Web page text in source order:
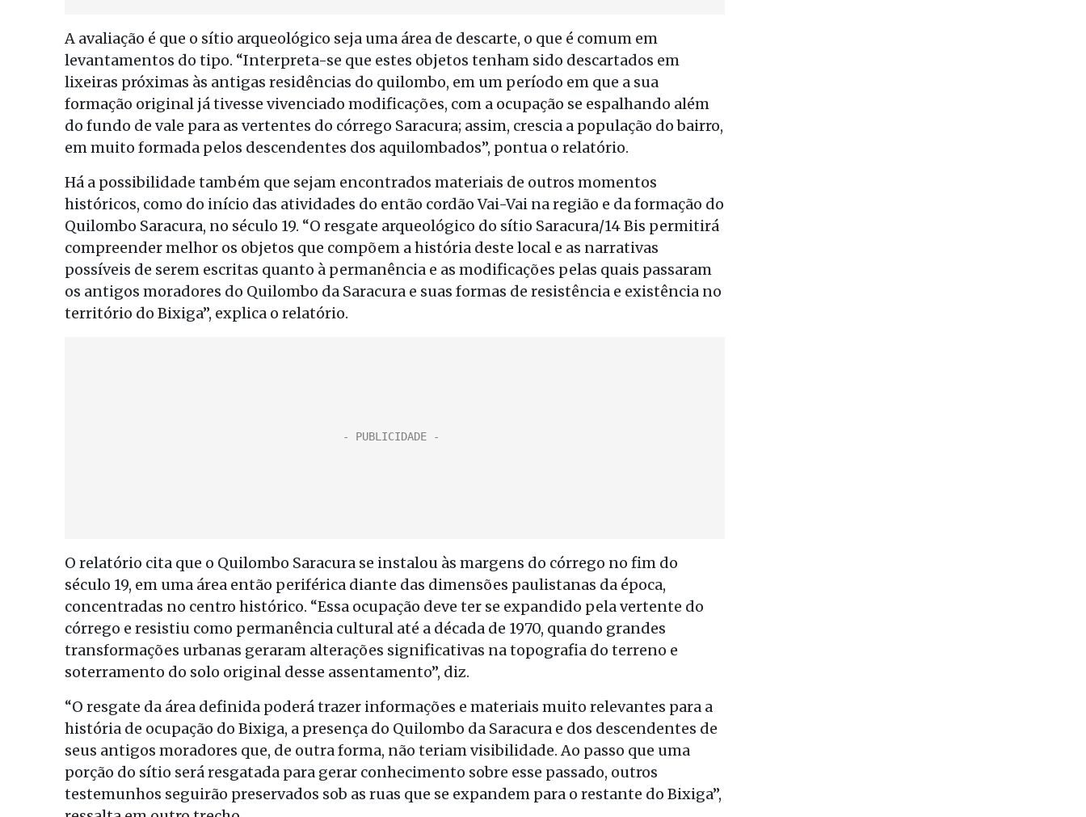
A avaliação é que o sítio arqueológico seja uma área de descarte, o que é comum em
levantamentos do tipo. “Interpreta-se que estes objetos tenham sido descartados em
lixeiras próximas às antigas residências do quilombo, em um período em que a sua
formação original já tivesse vivenciado modificações, com a ocupação se espalhando além
do fundo de vale para as vertentes do córrego Saracura; assim, crescia a população do bairro,
em muito formada pelos descendentes dos aquilombados”, pontua o relatório.
Há a possibilidade também que sejam encontrados materiais de outros momentos
históricos, como do início das atividades do então cordão Vai-Vai na região e da formação do
Quilombo Saracura, no século 19. “O resgate arqueológico do sítio Saracura/14 Bis permitirá
compreender melhor os objetos que compõem a história deste local e as narrativas
possíveis de serem escritas quanto à permanência e as modificações pelas quais passaram
os antigos moradores do Quilombo da Saracura e suas formas de resistência e existência no
território do Bixiga”, explica o relatório.
O relatório cita que o Quilombo Saracura se instalou às margens do córrego no fim do
século 19, em uma área então periférica diante das dimensões paulistanas da época,
concentradas no centro histórico. “Essa ocupação deve ter se expandido pela vertente do
córrego e resistiu como permanência cultural até a década de 1970, quando grandes
transformações urbanas geraram alterações significativas na topografia do terreno e
soterramento do solo original desse assentamento”, diz.
“O resgate da área definida poderá trazer informações e materiais muito relevantes para a
história de ocupação do Bixiga, a presença do Quilombo da Saracura e dos descendentes de
seus antigos moradores que, de outra forma, não teriam visibilidade. Ao passo que uma
porção do sítio será resgatada para gerar conhecimento sobre esse passado, outros
testemunhos seguirão preservados sob as ruas que se expandem para o restante do Bixiga”,